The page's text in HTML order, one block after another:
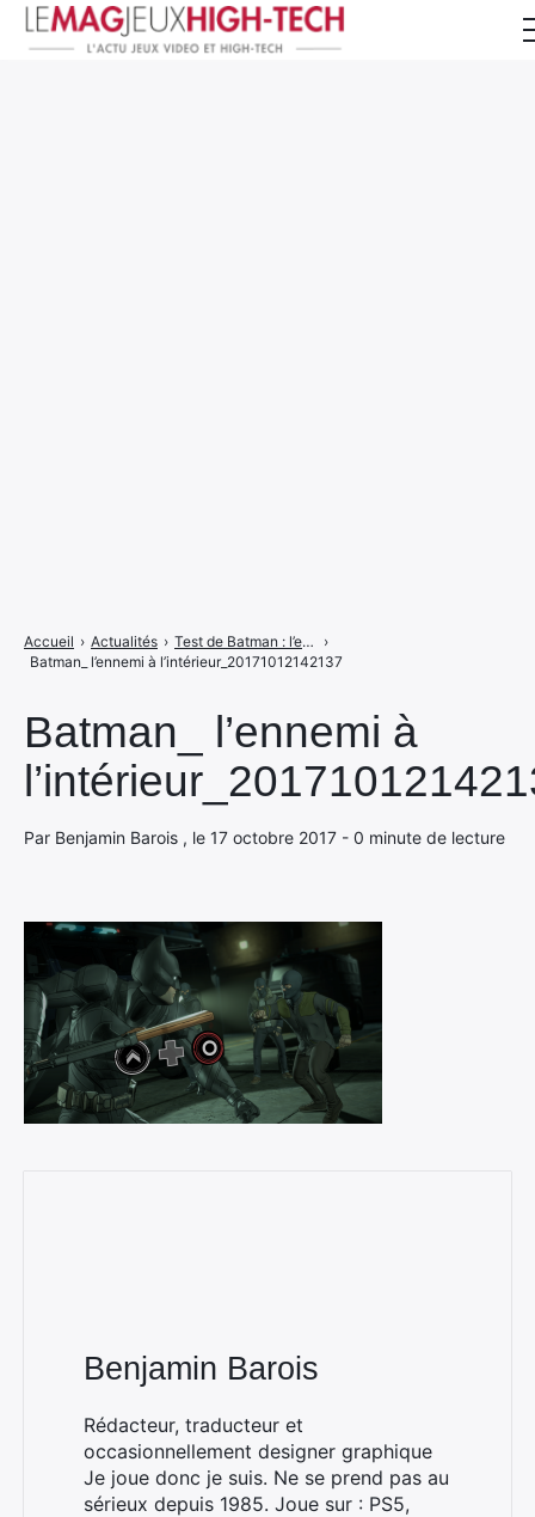
Batman_ l’ennemi à
Par Benjamin Barois , le 17 octobre 2017 - 0 minute de lecture
Accueil › Actualités › Test de Batman : l’ennemi intérieur épisodes 1 et 2
›
Batman_ l’ennemi à l’intérieur_20171012142137
Benjamin Barois
Rédacteur, traducteur et
occasionnellement designer graphique
Je joue donc je suis. Ne se prend pas au
sérieux depuis 1985. Joue sur : PS5,